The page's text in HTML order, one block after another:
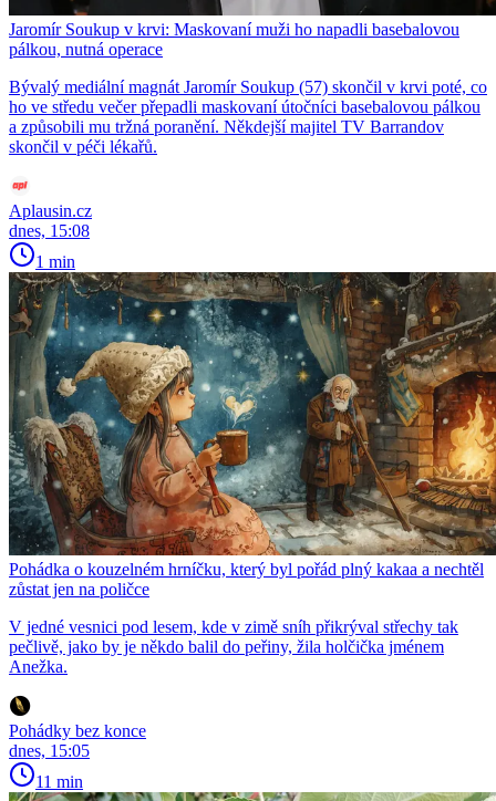
Jaromír Soukup v krvi: Maskovaní muži ho napadli basebalovou
pálkou, nutná operace
Bývalý mediální magnát Jaromír Soukup (57) skončil v krvi poté, co
ho ve středu večer přepadli maskovaní útočníci basebalovou pálkou
a způsobili mu tržná poranění. Někdejší majitel TV Barrandov
skončil v péči lékařů.
Aplausin.cz
dnes, 15:08
1 min
Pohádka o kouzelném hrníčku, který byl pořád plný kakaa a nechtěl
zůstat jen na poličce
V jedné vesnici pod lesem, kde v zimě sníh přikrýval střechy tak
pečlivě, jako by je někdo balil do peřiny, žila holčička jménem
Anežka.
Pohádky bez konce
dnes, 15:05
11 min